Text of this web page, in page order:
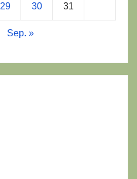
29 30 31
Sep. »